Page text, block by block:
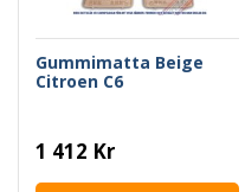
Gummimatta Beige
Citroen C6
1 412 Kr